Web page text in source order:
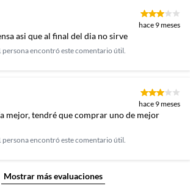
hace 9 meses
asi que al final del dia no sirve
persona encontró este comentario útil.
hace 9 meses
mejor, tendré que comprar uno de mejor
persona encontró este comentario útil.
Mostrar más evaluaciones